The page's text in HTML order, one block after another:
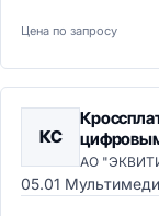
Цена по запросу
КС
АО
05.01